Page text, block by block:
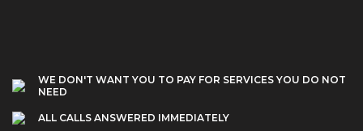
WE DON'T WANT YOU TO PAY FOR SERVICES YOU DO NOT
NEED
ALL CALLS ANSWERED IMMEDIATELY